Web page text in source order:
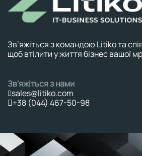
Зв’яжіться з командою Litiko та
щоб втілити у життя бізнес вашої
Зв'яжіться з нами
sales@litiko.com
+38 (044) 467-50-98